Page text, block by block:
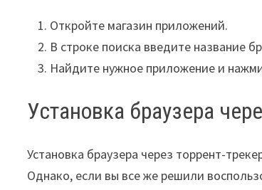
Откройте магазин приложений.
В строке поиска введите название
Найдите нужное приложение и
Установка браузера
Установка браузера через торрент-
Однако, если вы все же решили